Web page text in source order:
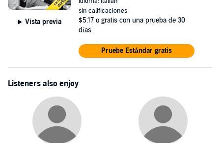
Vista previa
sin calificaciones
$5.17 o gratis con una prueba de 30
días
Pruebe Estándar gratis
Listeners also enjoy